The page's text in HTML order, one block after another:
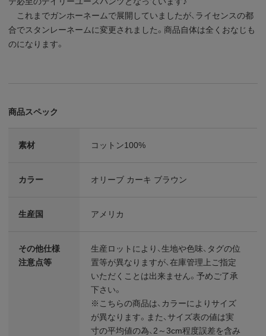
これまでガンホーネームで展開していましたが、ライセンスの都
合でスタンレーネームに変更されました。商品自体は全くおなじも
のになります。
商品スペック
素材 コットン100%
カラー オリーブ カーキ ブラウン
生産国 アメリカ
その他仕様
注意点等
生産ロットにより、生地や色味、タグの位
置等が異なりますが、在庫管理上ご指定
いただくことは出来ません。予めご了承
下さい。
※こちらの商品は、カラーによりサイズ
が異なります。また、サイズ表の値は実
寸の平均値の為、2～3cm程度誤差を含み